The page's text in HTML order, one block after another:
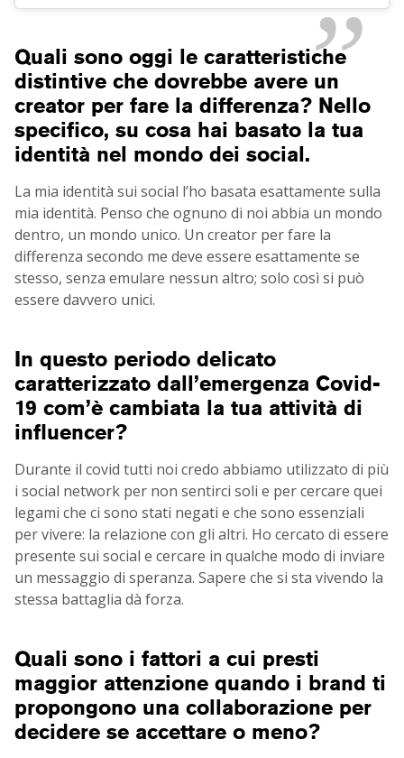
Quali sono oggi le caratteristiche
distintive che dovrebbe avere un
creator per fare la differenza? Nello
specifico, su cosa hai basato la tua
identità nel mondo dei social.
La mia identità sui social l’ho basata esattamente sulla
mia identità. Penso che ognuno di noi abbia un mondo
dentro, un mondo unico. Un creator per fare la
differenza secondo me deve essere esattamente se
stesso, senza emulare nessun altro; solo così si può
essere davvero unici.
In questo periodo delicato
caratterizzato dall’emergenza Covid-
19 com’è cambiata la tua attività di
influencer?
Durante il covid tutti noi credo abbiamo utilizzato di più
i social network per non sentirci soli e per cercare quei
legami che ci sono stati negati e che sono essenziali
per vivere: la relazione con gli altri. Ho cercato di essere
presente sui social e cercare in qualche modo di inviare
un messaggio di speranza. Sapere che si sta vivendo la
stessa battaglia dà forza.
Quali sono i fattori a cui presti
maggior attenzione quando i brand ti
propongono una collaborazione per
decidere se accettare o meno?